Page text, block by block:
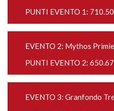
PUNTI EVENTO 1:
EVENTO 2: Mythos
PUNTI EVENTO 2:
EVENTO 3: Granfondo